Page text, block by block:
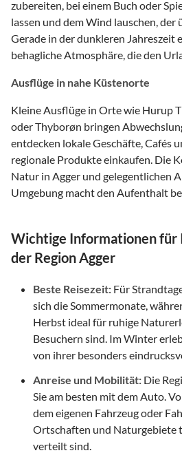
zubereiten, bei einem Buch oder
lassen und dem Wind lauschen,
Gerade in der dunkleren Jahreszeit
behagliche Atmosphäre, die den
Ausflüge in nahe Küstenorte
Kleine Ausflüge in Orte wie Hurup
oder Thyborøn bringen
entdecken lokale Geschäfte, Cafés
regionale Produkte einkaufen. Die
Natur in Agger und gelegentlichen
Umgebung macht den Aufenthalt
Wichtige Informationen für
der Region Agger
Beste Reisezeit: Für
sich die Sommermonate,
Herbst ideal für ruhige
Besuchern sind. Im Winter
von ihrer besonders
Anreise und Mobilität: Die
Sie am besten mit dem Auto.
dem eigenen Fahrzeug oder
Ortschaften und Naturgebiete
verteilt sind.